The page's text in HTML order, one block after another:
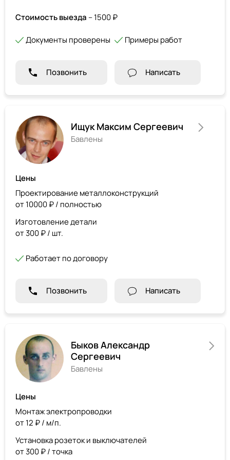
Стоимость выезда – 1500 ₽
Документы проверены Примеры работ
Позвонить Написать
Ищук Максим Сергеевич
Бавлены
Цены
Проектирование металлоконструкций
от 10000 ₽ / полностью
Изготовление детали
от 300 ₽ / шт.
Работает по договору
Позвонить Написать
Быков Александр
Сергеевич
Бавлены
Цены
Монтаж электропроводки
от 12 ₽ / м/п.
Установка розеток и выключателей
от 300 ₽ / точка